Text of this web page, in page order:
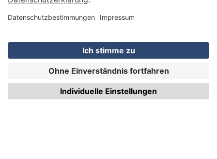
VERSAND
WIRmachenDRUCK GmbH